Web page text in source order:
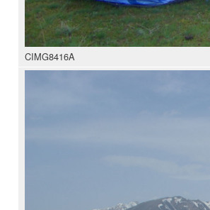
CIMG8416A